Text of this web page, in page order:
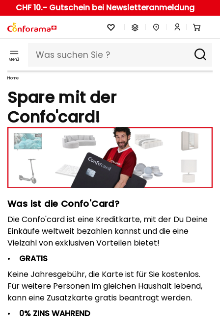
CHF 10.- Gutschein bei Newsletteranmeldung
Menü
Home
Spare mit der
Confo'card!
Was ist die Confo'Card?
Die Confo'card ist eine Kreditkarte, mit der Du Deine
Einkäufe weltweit bezahlen kannst und die eine
Vielzahl von exklusiven Vorteilen bietet!
GRATIS
Keine Jahresgebühr, die Karte ist für Sie kostenlos.
Für weitere Personen im gleichen Haushalt lebend,
kann eine Zusatzkarte gratis beantragt werden.
0% ZINS WAHREND